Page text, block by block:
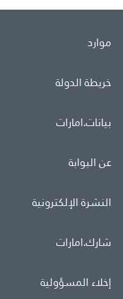
موارد
خريطة الدولة
بيانات.امارات
عن البوابة
النشرة الإلكترونية
شارك.امارات
إخلاء المسؤولية